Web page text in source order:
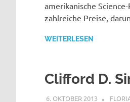
amerikanische
zahlreiche Preise,
WEITERLESEN
Clifford D.
6. OKTOBER 2013